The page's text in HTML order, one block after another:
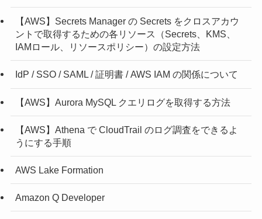
【AWS】Secrets Manager の Secrets をクロスアカウ
ントで取得するための各リソース（Secrets、KMS、
IAMロール、リソースポリシー）の設定方法
IdP / SSO / SAML / 証明書 / AWS IAM の関係について
【AWS】Aurora MySQL クエリログを取得する方法
【AWS】Athena で CloudTrail のログ調査をできるよ
うにする手順
AWS Lake Formation
Amazon Q Developer